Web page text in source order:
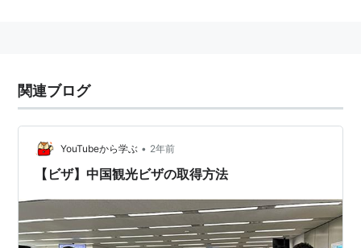
関連ブログ
YouTubeから学ぶ • 2年前
【ビザ】中国観光ビザの取得方法